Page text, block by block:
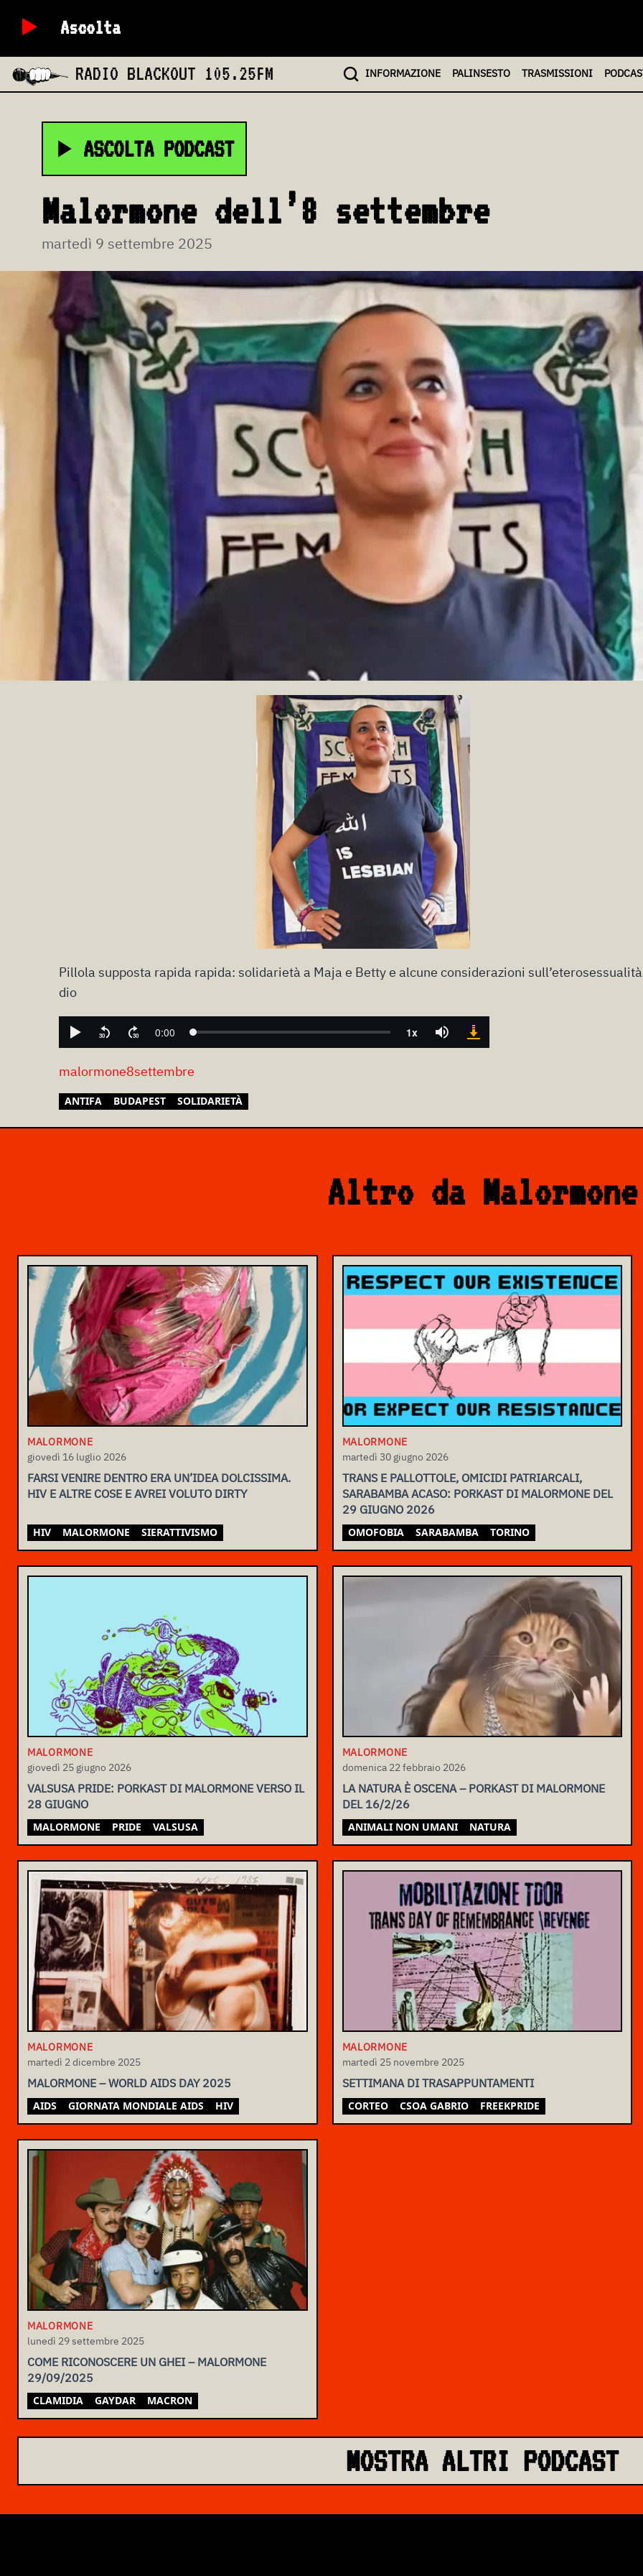
Ascolta
RADIO BLACKOUT 105.25FM INFORMAZIONE PALINSESTO TRASMISSIONI
ASCOLTA PODCAST
Malormone dell’8 settembre
martedì 9 settembre 2025
Pillola supposta rapida rapida: solidarietà a Maja e Betty e alcune considerazioni
dio
malormone8settembre
ANTIFA BUDAPEST SOLIDARIETÀ
Altro da Malormone
MALORMONE
giovedì 16 luglio 2026
FARSI VENIRE DENTRO ERA UN’IDEA DOLCISSIMA.
HIV E ALTRE COSE E AVREI VOLUTO DIRTY
HIV MALORMONE SIERATTIVISMO
MALORMONE
martedì 30 giugno 2026
TRANS E PALLOTTOLE, OMICIDI PATRIARCALI,
SARABAMBA ACASO: PORKAST DI MALORMONE DEL
29 GIUGNO 2026
OMOFOBIA SARABAMBA TORINO
MALORMONE
giovedì 25 giugno 2026
VALSUSA PRIDE: PORKAST DI MALORMONE VERSO IL
28 GIUGNO
MALORMONE PRIDE VALSUSA
MALORMONE
domenica 22 febbraio 2026
LA NATURA È OSCENA – PORKAST DI MALORMONE
DEL 16/2/26
ANIMALI NON UMANI NATURA
MALORMONE
martedì 2 dicembre 2025
MALORMONE – WORLD AIDS DAY 2025
AIDS GIORNATA MONDIALE AIDS HIV
MALORMONE
martedì 25 novembre 2025
SETTIMANA DI TRASAPPUNTAMENTI
CORTEO CSOA GABRIO FREEKPRIDE
MALORMONE
lunedì 29 settembre 2025
COME RICONOSCERE UN GHEI – MALORMONE
29/09/2025
CLAMIDIA GAYDAR MACRON
MOSTRA ALTRI PODCAST